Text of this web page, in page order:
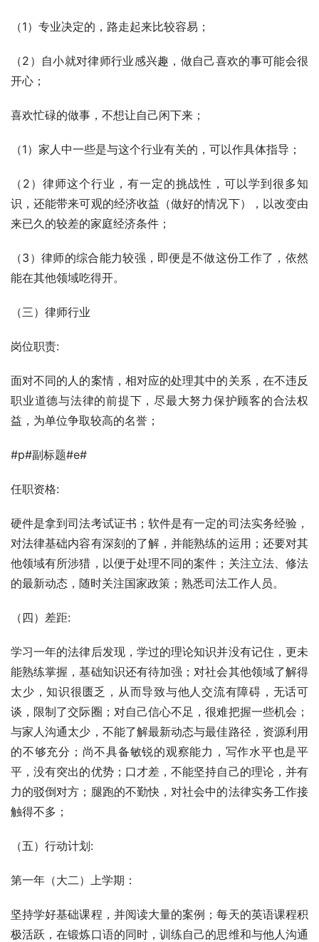
（1）专业决定的，路走起来比较容易；
（2）自小就对律师行业感兴趣，做自己喜欢的事可能会很
开心；
喜欢忙碌的做事，不想让自己闲下来；
（1）家人中一些是与这个行业有关的，可以作具体指导；
（2）律师这个行业，有一定的挑战性，可以学到很多知
识，还能带来可观的经济收益（做好的情况下），以改变由
来已久的较差的家庭经济条件；
（3）律师的综合能力较强，即便是不做这份工作了，依然
能在其他领域吃得开。
（三）律师行业
岗位职责:
面对不同的人的案情，相对应的处理其中的关系，在不违反
职业道德与法律的前提下，尽最大努力保护顾客的合法权
益，为单位争取较高的名誉；
#p#副标题#e#
任职资格:
硬件是拿到司法考试证书；软件是有一定的司法实务经验，
对法律基础内容有深刻的了解，并能熟练的运用；还要对其
他领域有所涉猎，以便于处理不同的案件；关注立法、修法
的最新动态，随时关注国家政策；熟悉司法工作人员。
（四）差距:
学习一年的法律后发现，学过的理论知识并没有记住，更未
能熟练掌握，基础知识还有待加强；对社会其他领域了解得
太少，知识很匮乏，从而导致与他人交流有障碍，无话可
谈，限制了交际圈；对自己信心不足，很难把握一些机会；
与家人沟通太少，不能了解最新动态与最佳路径，资源利用
的不够充分；尚不具备敏锐的观察能力，写作水平也是平
平，没有突出的优势；口才差，不能坚持自己的理论，并有
力的驳倒对方；腿跑的不勤快，对社会中的法律实务工作接
触得不多；
（五）行动计划:
第一年（大二）上学期：
坚持学好基础课程，并阅读大量的案例；每天的英语课程积
极活跃，在锻炼口语的同时，训练自己的思维和与他人沟通